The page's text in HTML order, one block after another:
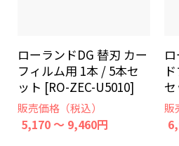
ローランドDG 替刃 カー
フィルム用 1本 / 5本セ
ット [RO-ZEC-U5010]
販売価格（税込）
5,170 ～ 9,460円
販